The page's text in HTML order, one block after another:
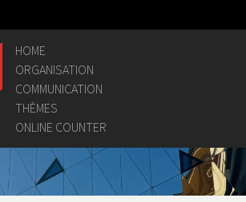
HOME
ORGANISATION
COMMUNICATION
THÈMES
ONLINE COUNTER